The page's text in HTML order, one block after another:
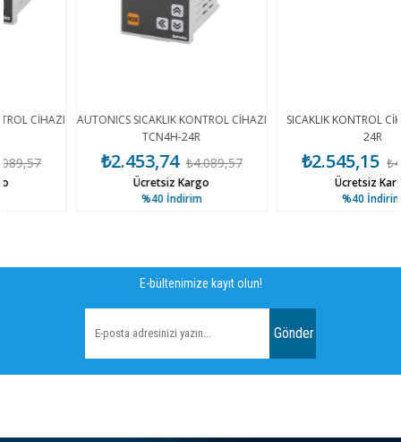
AUTONICS SICAKLIK KONTROL CİHAZI
TCN4H-24R
₺2.453,74 ₺4.089,57
İndirim
Ücretsiz Kargo
SICAKLIK KONTROL CİHAZI
₺2.545,15 ₺4.241,92
İndirim
Ücretsiz Kargo
E-bültenimize kayıt olun!
Gönder